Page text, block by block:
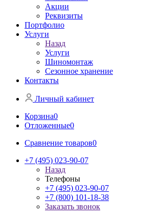
Акции
Реквизиты
Портфолио
Услуги
Назад
Услуги
Шиномонтаж
Сезонное хранение
Контакты
Личный кабинет
Корзина0
Отложенные0
Сравнение товаров0
+7 (495) 023-90-07
Назад
Телефоны
+7 (495) 023-90-07
+7 (800) 101-18-38
Заказать звонок